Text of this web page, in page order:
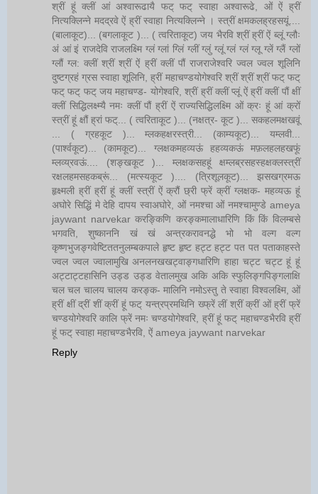
श्रीं हूं क्लीं आं अश्वारूढायै फट् फट् स्वाहा अश्वारूढे, ओं ऐं ह्रीं
नित्यक्लिन्ने मदद्रवे ऐं ह्रीं स्वाहा नित्यक्लिन्ने । स्त्रीं क्षमकलह्रहसयूं....
(बालाकूट)... (बगलाकूट )... ( त्वरिताकूट) जय भैरवि श्रीं ह्रीं ऐं ब्लूं ग्लौः
अं आं इं राजदेवि राजलक्ष्मि ग्लं ग्लां ग्लिं ग्लीं ग्लुं ग्लूं ग्लं ग्लं ग्लू ग्लें ग्लैं ग्लों
ग्लौं ग्ल: क्लीं श्रीं श्रीं ऐं ह्रीं क्लीं पौं राजराजेश्वरि ज्वल ज्वल शूलिनि
दुष्टग्रहं ग्रस स्वाहा शूलिनि, ह्रीं महाचण्डयोगेश्वरि श्रीं श्रीं श्रीं फट् फट्
फट् फट् फट् जय महाचण्ड- योगेश्वरि, श्रीं ह्रीं क्लीं प्लूं ऐं ह्रीं क्लीं पौं क्षीं
क्लीं सिद्धिलक्ष्म्यै नमः क्लीं पौं ह्रीं ऐं राज्यसिद्धिलक्ष्मि ओं क्रः हूं आं क्रों
स्त्रीं हूं क्षौं ह्रां फट्... ( त्वरिताकूट )... (नक्षत्र- कूट )... सकहलमक्षखवूं
... ( ग्रहकूट )... म्लकहक्षरस्त्री... (काम्यकूट)... यम्लवी...
(पार्श्वकूट)... (कामकूट)... ग्लक्षकमहव्यऊं हहव्यकऊं मफ़लहलहखफूं
म्लव्य्रवऊं.... (शङ्खकूट )... म्लक्षकसहहूं क्षम्लब्रसहस्हक्षक्लस्त्रीं
रक्षलहमसहकब्रूं... (मत्स्यकूट ).... (त्रिशूलकूट)... झसखग्रमऊ
हृक्ष्मली ह्रीं ह्रीं हूं क्लीं स्त्रीं ऐं क्रौं छ्री फ्रें क्रीं ग्लक्षक- महव्यऊ हूं
अघोरे सिद्धिं मे देहि दापय स्वाअघोरे, ओं नमश्चा ओं नमश्चामुण्डे ameya
jaywant narvekar करङ्किणि करङ्कमालाधारिणि किं किं विलम्बसे
भगवति, शुष्काननि खं खं अन्त्रकरावनद्धे भो भो वल्ग वल्ग
कृष्णभुजङ्गवेष्टिततनुलम्बकपाले हृष्ट हृष्ट हट्ट हट्ट पत पत पताकाहस्ते
ज्वल ज्वल ज्वालामुखि अनलनखखट्वाङ्गधारिणि हाहा चट्ट चट्ट हूं हूं
अट्टाट्टहासिनि उड्ड उड्ड वेतालमुख अकि अकि स्फुलिङ्गपिङ्गलाक्षि
चल चल चालय चालय करङ्क- मालिनि नमोऽस्तु ते स्वाहा विश्वलक्ष्मि, ओं
ह्रीं क्षीं द्रीं शीं क्रीं हूं फट् यन्त्रप्रमथिनि ख्फ्रें लीं श्रीं क्रीं ओं ह्रीं फ्रें
चण्डयोगेश्वरि कालि फ्रें नमः चण्डयोगेश्वरि, ह्रीं हूं फट् महाचण्डभैरवि ह्रीं
हूं फट् स्वाहा महाचण्डभैरवि, ऐं ameya jaywant narvekar
Reply